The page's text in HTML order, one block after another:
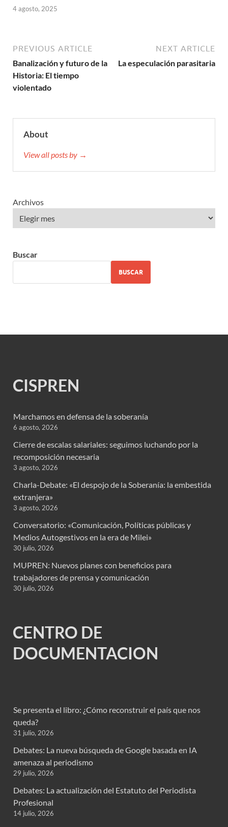
4 agosto, 2025
PREVIOUS ARTICLE
Banalización y futuro de la
Historia: El tiempo
violentado
NEXT ARTICLE
La especulación parasitaria
About
View all posts by →
Archivos
Buscar
BUSCAR
CISPREN
Marchamos en defensa de la soberanía
6 agosto, 2026
Cierre de escalas salariales: seguimos luchando por la
recomposición necesaria
3 agosto, 2026
Charla-Debate: «El despojo de la Soberanía: la embestida
extranjera»
3 agosto, 2026
Conversatorio: «Comunicación, Políticas públicas y
Medios Autogestivos en la era de Milei»
30 julio, 2026
MUPREN: Nuevos planes con beneficios para
trabajadores de prensa y comunicación
30 julio, 2026
CENTRO DE
DOCUMENTACION
Se presenta el libro: ¿Cómo reconstruir el país que nos
queda?
31 julio, 2026
Debates: La nueva búsqueda de Google basada en IA
amenaza al periodismo
29 julio, 2026
Debates: La actualización del Estatuto del Periodista
Profesional
14 julio, 2026